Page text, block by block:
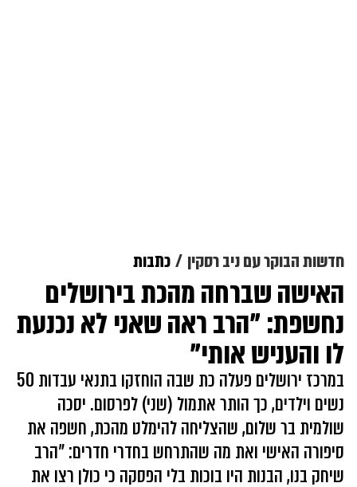
חדשות הבוקר עם ניב רסקין כתבות
האישה שברחה מהכת בירושלים
נחשפת: "הרב ראה שאני לא נכנעת
לו והעניש אותי"
במרכז ירושלים פעלה כת שבה הוחזקו בתנאי עבדות 50
נשים וילדים, כך הותר אתמול (שני) לפרסום. יסכה
שולמית בר שלום, שהצליחה להימלט מהכת, חשפה את
סיפורה האישי ואת מה שהתרחש בחדרי חדרים: "הרב
שיחק בנו, הבנות היו בוכות בלי הפסקה כי כולן רצו את